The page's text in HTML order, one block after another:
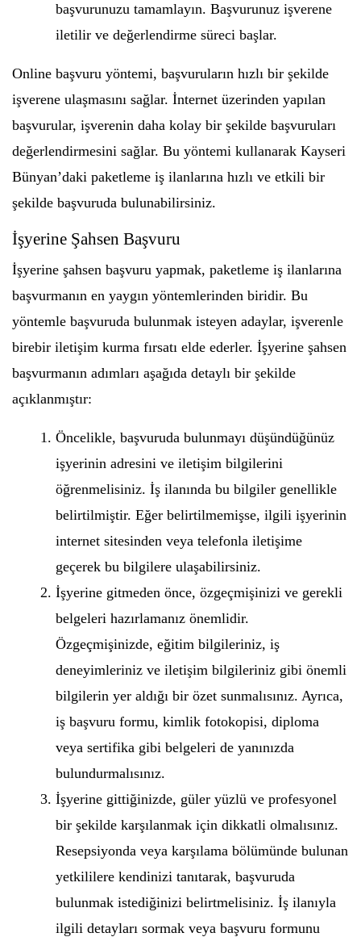
başvurunuzu tamamlayın. Başvurunuz işverene
iletilir ve değerlendirme süreci başlar.
Online başvuru yöntemi, başvuruların hızlı bir şekilde
işverene ulaşmasını sağlar. İnternet üzerinden yapılan
başvurular, işverenin daha kolay bir şekilde başvuruları
değerlendirmesini sağlar. Bu yöntemi kullanarak Kayseri
Bünyan’daki paketleme iş ilanlarına hızlı ve etkili bir
şekilde başvuruda bulunabilirsiniz.
İşyerine Şahsen Başvuru
İşyerine şahsen başvuru yapmak, paketleme iş ilanlarına
başvurmanın en yaygın yöntemlerinden biridir. Bu
yöntemle başvuruda bulunmak isteyen adaylar, işverenle
birebir iletişim kurma fırsatı elde ederler. İşyerine şahsen
başvurmanın adımları aşağıda detaylı bir şekilde
açıklanmıştır:
Öncelikle, başvuruda bulunmayı düşündüğünüz
işyerinin adresini ve iletişim bilgilerini
öğrenmelisiniz. İş ilanında bu bilgiler genellikle
belirtilmiştir. Eğer belirtilmemişse, ilgili işyerinin
internet sitesinden veya telefonla iletişime
geçerek bu bilgilere ulaşabilirsiniz.
İşyerine gitmeden önce, özgeçmişinizi ve gerekli
belgeleri hazırlamanız önemlidir.
Özgeçmişinizde, eğitim bilgileriniz, iş
deneyimleriniz ve iletişim bilgileriniz gibi önemli
bilgilerin yer aldığı bir özet sunmalısınız. Ayrıca,
iş başvuru formu, kimlik fotokopisi, diploma
veya sertifika gibi belgeleri de yanınızda
bulundurmalısınız.
İşyerine gittiğinizde, güler yüzlü ve profesyonel
bir şekilde karşılanmak için dikkatli olmalısınız.
Resepsiyonda veya karşılama bölümünde bulunan
yetkililere kendinizi tanıtarak, başvuruda
bulunmak istediğinizi belirtmelisiniz. İş ilanıyla
ilgili detayları sormak veya başvuru formunu